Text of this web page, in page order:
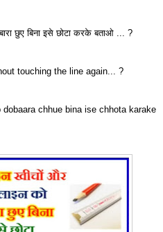
छुए बिना इसे छोटा करके बताओ ... ?
touching the line again... ?
chhue bina ise chhota karake